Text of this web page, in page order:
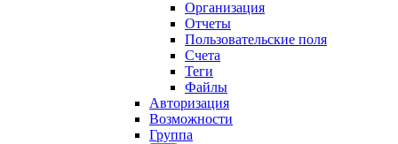
Организация
Отчеты
Пользовательские поля
Счета
Теги
Файлы
Авторизация
Возможности
Группа